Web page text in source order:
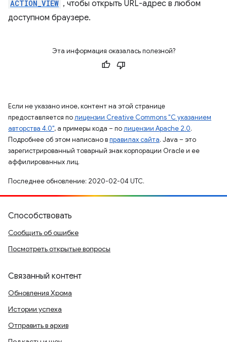
ACTION_VIEW , чтобы открыть URL-адрес в любом
доступном браузере.
Эта информация оказалась полезной?
Если не указано иное, контент на этой странице
предоставляется полицензии Creative Commons "С указанием
авторства 4.0", а примеры кода – полицензии Apache 2.0.
Подробнее об этом написано вправилах сайта. Java – это
зарегистрированный товарный знак корпорации Oracle и ее
аффилированных лиц.
Последнее обновление: 2020-02-04 UTC.
Способствовать
Сообщить об ошибке
Посмотреть открытые вопросы
Связанный контент
Обновления Хрома
Истории успеха
Отправить в архив